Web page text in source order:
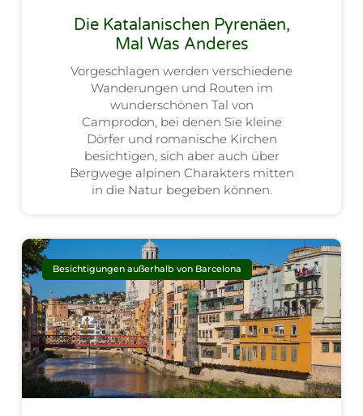
Die Katalanischen Pyrenäen,
Mal Was Anderes
Vorgeschlagen werden verschiedene
Wanderungen und Routen im
wunderschönen Tal von
Camprodon, bei denen Sie kleine
Dörfer und romanische Kirchen
besichtigen, sich aber auch über
Bergwege alpinen Charakters mitten
in die Natur begeben können.
Besichtigungen außerhalb von Barcelona